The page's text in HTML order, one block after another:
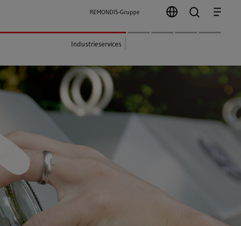
Industrieservices
REMONDIS-Gruppe search
Menu